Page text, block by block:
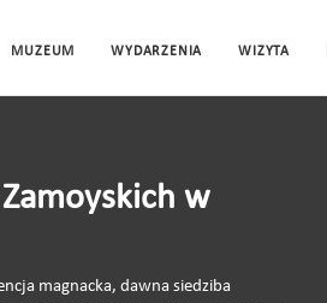
MUZEUM WYDARZENIA WIZYTA
w
magnacka, dawna siedziba